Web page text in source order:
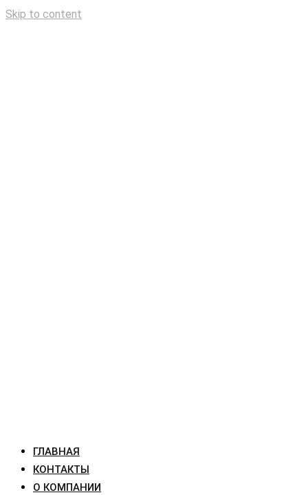
Skip to content
ГЛАВНАЯ
КОНТАКТЫ
О КОМПАНИИ